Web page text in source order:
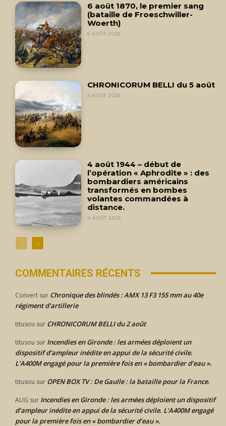
6 août 1870, le premier sang
(bataille de Froeschwiller-
Woerth)
6 AOÛT 2026
CHRONICORUM BELLI du 5 août
5 AOÛT 2026
4 août 1944 – début de
l’opération « Aphrodite » : des
bombardiers américains
transformés en bombes
volantes commandées à
distance.
4 AOÛT 2026
COMMENTAIRES RÉCENTS
Convert sur Chronique des blindés : AMX 13 F3 155 mm au 40e
régiment d’artillerie
titusou sur CHRONICORUM BELLI du 2 août
titusou sur Incendies en Gironde : les armées déploient un
dispositif d’ampleur inédite en appui de la sécurité civile.
L’A400M engagé pour la première fois en « bombardier d’eau ».
titusou sur OPEN BOX TV : De Gaulle : la bataille pour la France.
AUG sur Incendies en Gironde : les armées déploient un dispositif
d’ampleur inédite en appui de la sécurité civile. L’A400M engagé
pour la première fois en « bombardier d’eau ».